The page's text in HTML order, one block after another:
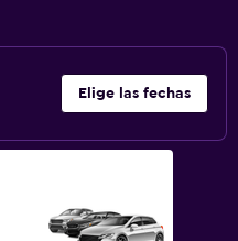
Elige las fechas